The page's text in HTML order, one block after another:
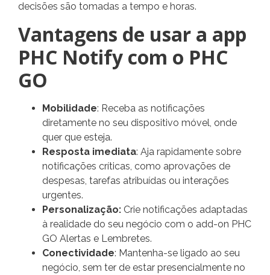
decisões são tomadas a tempo e horas.
Vantagens de usar a app
PHC Notify com o PHC
GO
Mobilidade: Receba as notificações
diretamente no seu dispositivo móvel, onde
quer que esteja.
Resposta imediata: Aja rapidamente sobre
notificações críticas, como aprovações de
despesas, tarefas atribuídas ou interações
urgentes.
Personalização: Crie notificações adaptadas
à realidade do seu negócio com o add-on PHC
GO Alertas e Lembretes.
Conectividade: Mantenha-se ligado ao seu
negócio, sem ter de estar presencialmente no